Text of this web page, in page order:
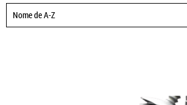
Nome de A-Z